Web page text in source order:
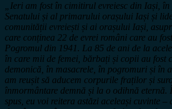
„Ieri am fost în cimitirul evreiesc din Iași, în
Senatului și al primarului orașului Iași și
comunității evreiești și ai orașului Iași,
care conținea 22 de evrei români care au
Pogromul din 1941. La 85 de ani de la
în care mii de femei, bărbați și copii au fost
demonică, în masacrele, în pogromuri și în
am reușit să aducem corpurile fraților și
înmormântare demnă și la o odihnă eternă.
spus, eu voi reitera astăzi aceleași cuvinte